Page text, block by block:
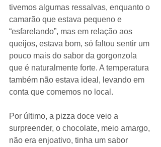
tivemos algumas ressalvas, enquanto o
camarão que estava pequeno e
“esfarelando”, mas em relação aos
queijos, estava bom, só faltou sentir um
pouco mais do sabor da gorgonzola
que é naturalmente forte. A temperatura
também não estava ideal, levando em
conta que comemos no local.
Por último, a pizza doce veio a
surpreender, o chocolate, meio amargo,
não era enjoativo, tinha um sabor